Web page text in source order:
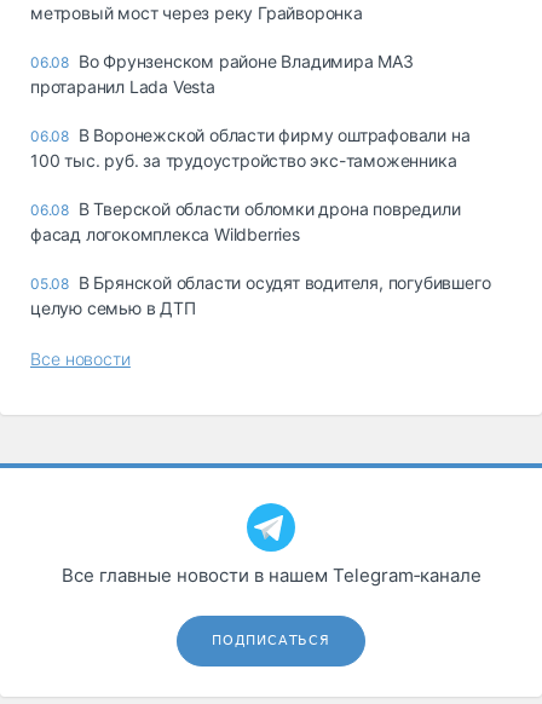
метровый мост через реку Грайворонка
06.08 Во Фрунзенском районе Владимира МАЗ
протаранил Lada Vesta
06.08 В Воронежской области фирму оштрафовали на
100 тыс. руб. за трудоустройство экс-таможенника
06.08 В Тверской области обломки дрона повредили
фасад логокомплекса Wildberries
05.08 В Брянской области осудят водителя, погубившего
целую семью в ДТП
Все новости
Все главные новости в нашем Telegram‑канале
ПОДПИСАТЬСЯ